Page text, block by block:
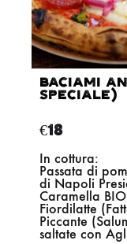
Baciami
SPECIALE)
€18
In cottura:
Passata di
di Napoli
Caramella
Fiordilatte
Piccante
saltate con